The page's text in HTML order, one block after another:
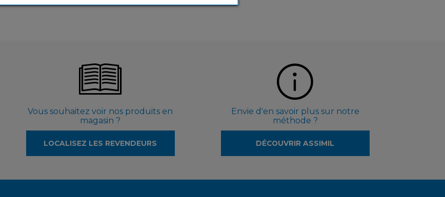
Vous souhaitez voir nos produits en
magasin ?
LOCALISEZ LES REVENDEURS
Envie d'en savoir plus sur notre
méthode ?
DÉCOUVRIR ASSIMIL